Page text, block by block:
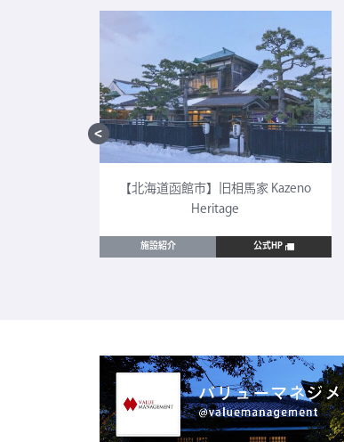
【北海道函館市】旧相馬家 Kazeno
Heritage
施設紹介 公式HP